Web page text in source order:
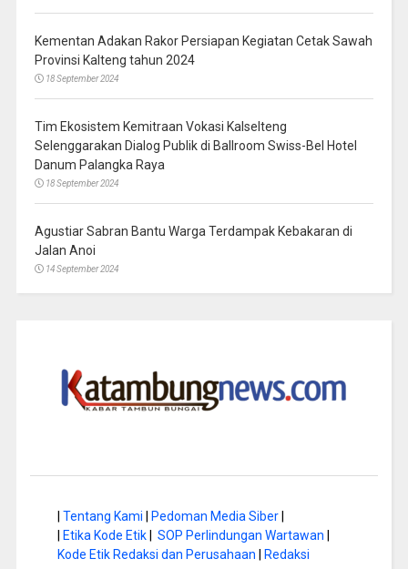
Kementan Adakan Rakor Persiapan Kegiatan Cetak Sawah
Provinsi Kalteng tahun 2024
18 September 2024
Tim Ekosistem Kemitraan Vokasi Kalselteng
Selenggarakan Dialog Publik di Ballroom Swiss-Bel Hotel
Danum Palangka Raya
18 September 2024
Agustiar Sabran Bantu Warga Terdampak Kebakaran di
Jalan Anoi
14 September 2024
Tentang Kami Pedoman Media Siber|
Etika Kode Etik| SOP Perlindungan Wartawan
Kode Etik Redaksi dan Perusahaan
Redaksi